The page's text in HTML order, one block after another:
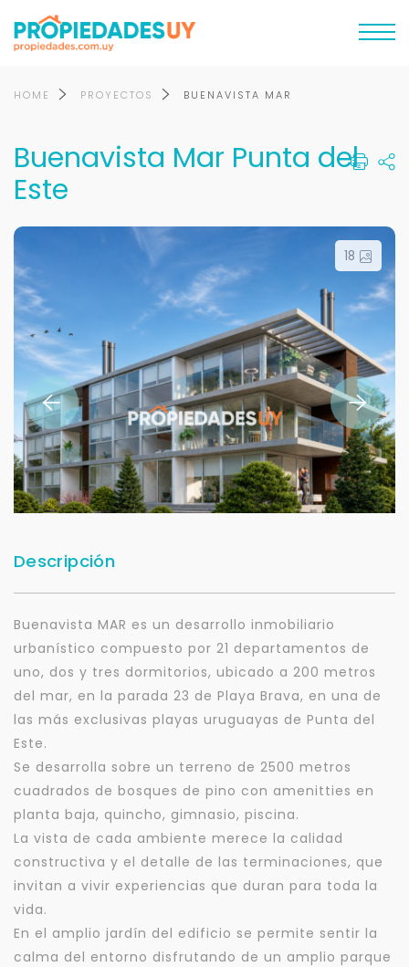
HOME PROYECTOS BUENAVISTA MAR
Buenavista Mar Punta del
Este
18
Descripción
Buenavista MAR es un desarrollo inmobiliario
urbanístico compuesto por 21 departamentos de
uno, dos y tres dormitorios, ubicado a 200 metros
del mar, en la parada 23 de Playa Brava, en una de
las más exclusivas playas uruguayas de Punta del
Este.
Se desarrolla sobre un terreno de 2500 metros
cuadrados de bosques de pino con amenitties en
planta baja, quincho, gimnasio, piscina.
La vista de cada ambiente merece la calidad
constructiva y el detalle de las terminaciones, que
invitan a vivir experiencias que duran para toda la
vida.
En el amplio jardín del edificio se permite sentir la
calma del entorno disfrutando de un amplio parque